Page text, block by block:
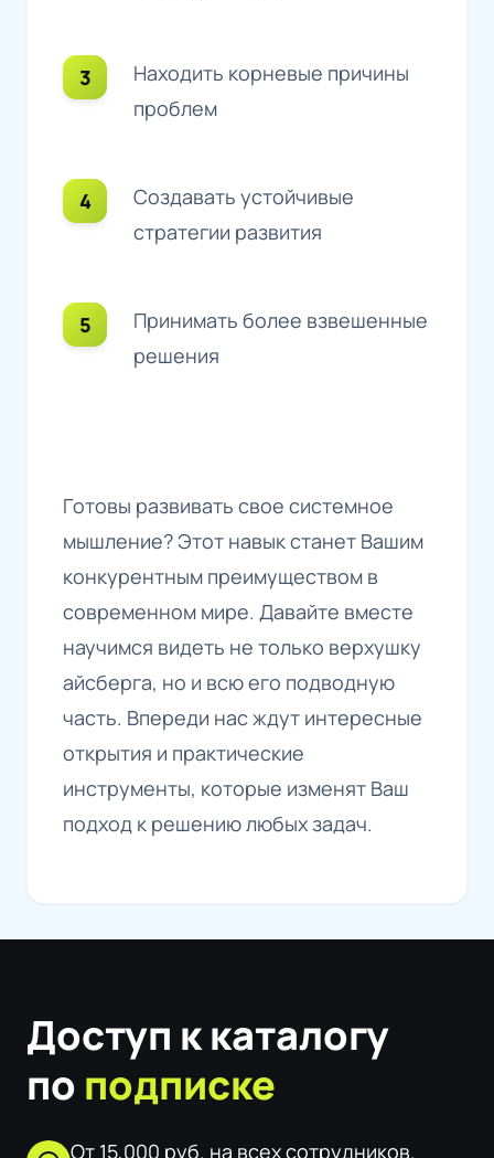
Находить корневые причины
проблем
Создавать устойчивые
стратегии развития
Принимать более взвешенные
решения
Готовы развивать свое системное
мышление? Этот навык станет Вашим
конкурентным преимуществом в
современном мире. Давайте вместе
научимся видеть не только верхушку
айсберга, но и всю его подводную
часть. Впереди нас ждут интересные
открытия и практические
инструменты, которые изменят Ваш
подход к решению любых задач.
Доступ к каталогу
по подписке
От 15,000 руб. на всех сотрудников.